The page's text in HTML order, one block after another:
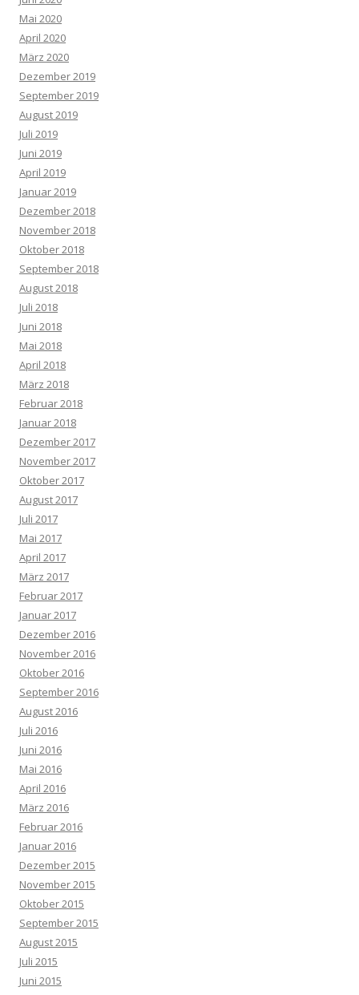
Mai 2020
April 2020
März 2020
Dezember 2019
September 2019
August 2019
Juli 2019
Juni 2019
April 2019
Januar 2019
Dezember 2018
November 2018
Oktober 2018
September 2018
August 2018
Juli 2018
Juni 2018
Mai 2018
April 2018
März 2018
Februar 2018
Januar 2018
Dezember 2017
November 2017
Oktober 2017
August 2017
Juli 2017
Mai 2017
April 2017
März 2017
Februar 2017
Januar 2017
Dezember 2016
November 2016
Oktober 2016
September 2016
August 2016
Juli 2016
Juni 2016
Mai 2016
April 2016
März 2016
Februar 2016
Januar 2016
Dezember 2015
November 2015
Oktober 2015
September 2015
August 2015
Juli 2015
Juni 2015